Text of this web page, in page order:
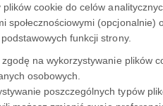
cookie do celów
społecznościowymi (opcjonalnie)
funkcji strony.
na wykorzystywanie plików
osobowych.
poszczególnych typów